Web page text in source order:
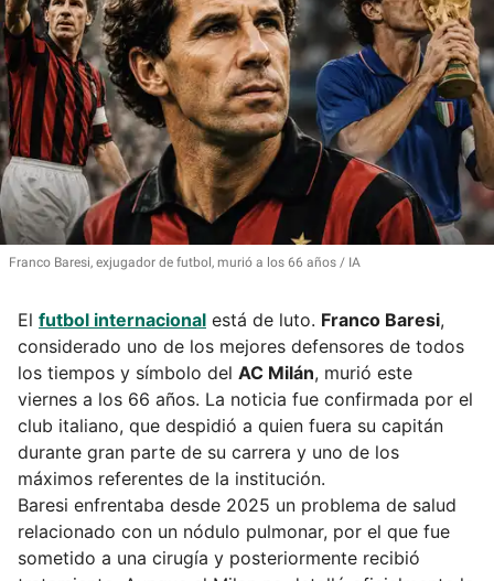
Franco Baresi, exjugador de futbol, murió a los 66 años IA
El futbol internacional está de luto. Franco Baresi,
considerado uno de los mejores defensores de todos
los tiempos y símbolo del AC Milán, murió este
viernes a los 66 años. La noticia fue confirmada por el
club italiano, que despidió a quien fuera su capitán
durante gran parte de su carrera y uno de los
máximos referentes de la institución.
Baresi enfrentaba desde 2025 un problema de salud
relacionado con un nódulo pulmonar, por el que fue
sometido a una cirugía y posteriormente recibió